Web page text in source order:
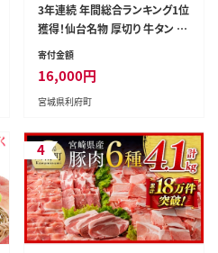
3年連続 年間総合ランキング1位
獲得！仙台名物 厚切り 牛タン 塩
仕込み 1kg(200g×5P) 牛たん
少 部位 タン中 タン元 塩ダレ タ
レ 小分け 仙台 名物 厚切 肉厚
ベキュー BBQ 宮城県 利府町 船
田食品]
寄付金額
16,000円
宮城県利府町
4